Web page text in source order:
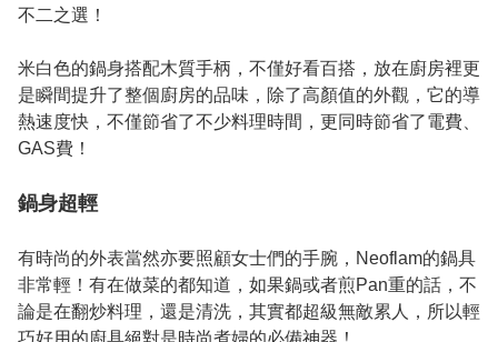
不二之選！
米白色的鍋身搭配木質手柄，不僅好看百搭，放在廚房裡更
是瞬間提升了整個廚房的品味，除了高顏值的外觀，它的導
熱速度快，不僅節省了不少料理時間，更同時節省了電費、
GAS費！
鍋身超輕
有時尚的外表當然亦要照顧女士們的手腕，Neoflam的鍋具
非常輕！有在做菜的都知道，如果鍋或者煎Pan重的話，不
論是在翻炒料理，還是清洗，其實都超級無敵累人，所以輕
巧好用的廚具絕對是時尚煮婦的必備神器！